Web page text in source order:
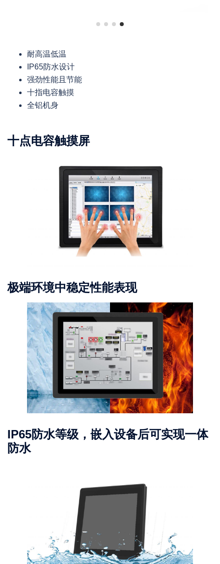
耐高温低温
IP65防水设计
强劲性能且节能
十指电容触摸
全铝机身
十点电容触摸屏
极端环境中稳定性能表现
IP65防水等级，嵌入设备后可实现一体
防水